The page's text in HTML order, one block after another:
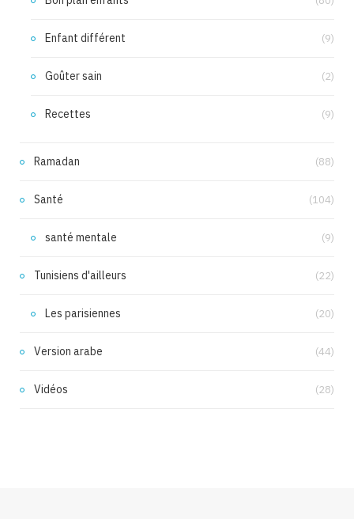
Enfant différent (9)
Goûter sain (2)
Recettes (9)
Ramadan (88)
Santé (104)
santé mentale (9)
Tunisiens d'ailleurs (22)
Les parisiennes (20)
Version arabe (44)
Vidéos (28)